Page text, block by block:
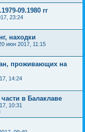
09.1980 гг
23:24
находки
июн 2017, 11:15
проживающих на
14:24
в Балаклаве
10:31